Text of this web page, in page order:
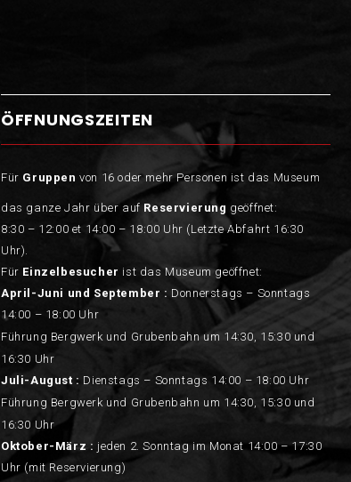
ÖFFNUNGSZEITEN
Für Gruppen von 16 oder mehr Personen ist das Museum
das ganze Jahr über auf Reservierung geöffnet:
8:30 – 12:00 et 14:00 – 18:00 Uhr (Letzte Abfahrt 16:30
Uhr).
Für Einzelbesucher ist das Museum geöffnet:
April-Juni und September : Donnerstags – Sonntags
14:00 – 18:00 Uhr
Führung Bergwerk und Grubenbahn um 14:30, 15:30 und
16:30 Uhr
Juli-August : Dienstags – Sonntags 14:00 – 18:00 Uhr
Führung Bergwerk und Grubenbahn um 14:30, 15:30 und
16:30 Uhr
Oktober-März : jeden 2. Sonntag im Monat 14:00 – 17:30
Uhr (mit Reservierung)